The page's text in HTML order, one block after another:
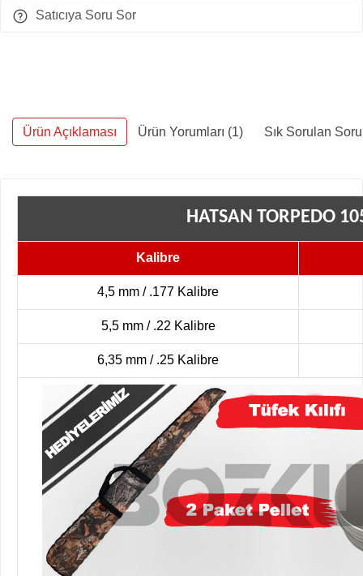
Satıcıya Soru Sor
Ürün Açıklaması Ürün Yorumları (1) Sık Sorulan
HATSAN TORPEDO
Kalibre
4,5 mm / .177 Kalibre
5,5 mm / .22 Kalibre
6,35 mm / .25 Kalibre